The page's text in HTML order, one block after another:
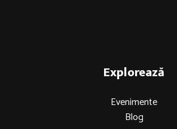
Explorează
Evenimente
Blog